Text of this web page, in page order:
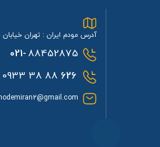
آدرس مودم ایران : تهران
021-88452875
626
88 38 0933